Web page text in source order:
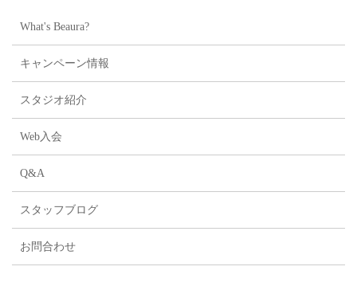
What's Beaura?
キャンペーン情報
スタジオ紹介
Web入会
Q&A
スタッフブログ
お問合わせ